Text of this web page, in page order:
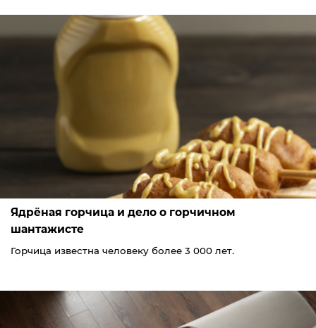
Ядрёная горчица и дело о горчичном
шантажисте
Горчица известна человеку более 3 000 лет.